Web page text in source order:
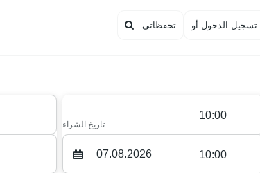
تحفظاتي
تاريخ الشراء
10:00
10:00